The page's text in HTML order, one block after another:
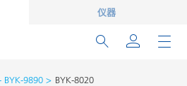
仪器
BYK-9890 BYK-8020